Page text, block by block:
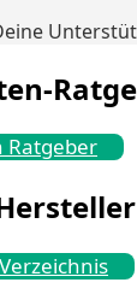
Ratgeber